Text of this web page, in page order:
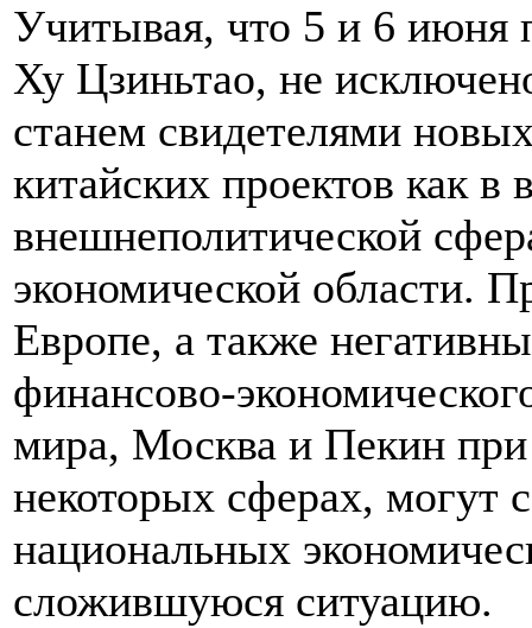
Учитывая, что 5 и 6 июня
Ху Цзиньтао, не
станем свидетелями
китайских проектов как в
внешнеполитической
экономической области.
Европе, а также
финансово-
мира, Москва и Пекин
некоторых сферах, могут
национальных
сложившуюся ситуацию.